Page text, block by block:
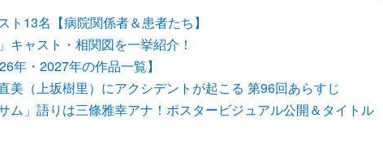
ト13名【病院関係者＆患者たち】
キャスト・相関図を一挙紹介！
年・2027年の作品一覧】
美（上坂樹里）にアクシデントが起こる 第96回あらすじ
ム」語りは三條雅幸アナ！ポスタービジュアル公開＆タイトル